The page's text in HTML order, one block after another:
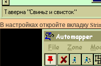
В настройках откройте вкладку